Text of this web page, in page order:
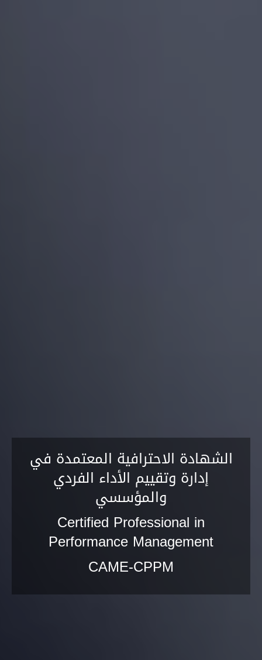
الشهادة الاحترافية المعتمدة في
إدارة وتقييم الأداء الفردي
والمؤسسي
Certified Professional in
Performance Management
CAME-CPPM